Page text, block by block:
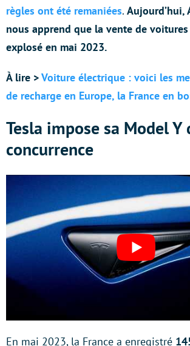
règles ont été remaniées. Aujourd’hui,
nous apprend que la vente de
explosé en mai 2023.
À lire >Voiture électrique : voici les
de recharge en Europe, la France en
Tesla impose sa Model Y
concurrence
En mai 2023, la France a enregistré